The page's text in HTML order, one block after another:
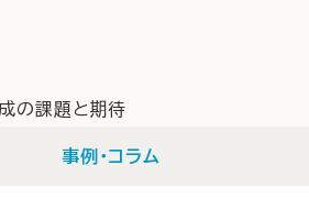
の課題と期待
事例・コラム